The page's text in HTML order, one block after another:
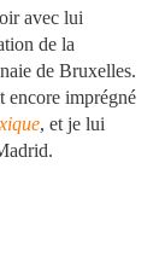
avec lui
de la
de Bruxelles.
encore imprégné
, et je lui